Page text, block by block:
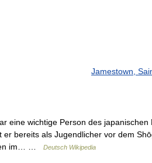
Jamestown,
eine wichtige Person des japanischen
bereits als Jugendlicher vor dem
im… …
Deutsch Wikipedia